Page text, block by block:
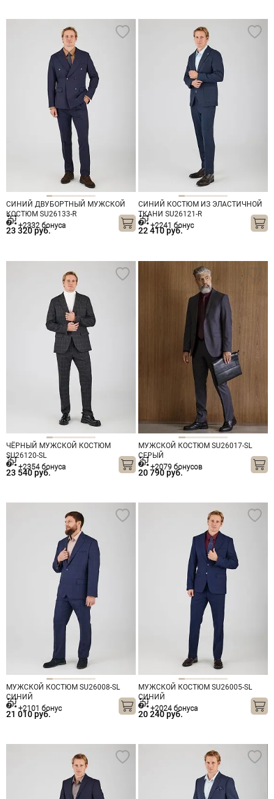
СИНИЙ ДВУБОРТНЫЙ МУЖСКОЙ
КОСТЮМ SU26133-R
23 320 руб.
+2332 бонуса
СИНИЙ КОСТЮМ ИЗ ЭЛАСТИЧНОЙ
ТКАНИ SU26121-R
22 410 руб.
+2241 бонус
ЧЁРНЫЙ МУЖСКОЙ КОСТЮМ
SU26120-SL
23 540 руб.
+2354 бонуса
МУЖСКОЙ КОСТЮМ SU26017-SL
СЕРЫЙ
20 790 руб.
+2079 бонусов
МУЖСКОЙ КОСТЮМ SU26008-SL
СИНИЙ
21 010 руб.
+2101 бонус
МУЖСКОЙ КОСТЮМ SU26005-SL
СИНИЙ
20 240 руб.
+2024 бонуса